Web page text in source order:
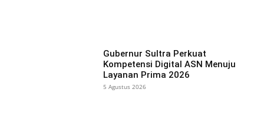
Gubernur Sultra Perkuat
Kompetensi Digital ASN Menuju
Layanan Prima 2026
5 Agustus 2026